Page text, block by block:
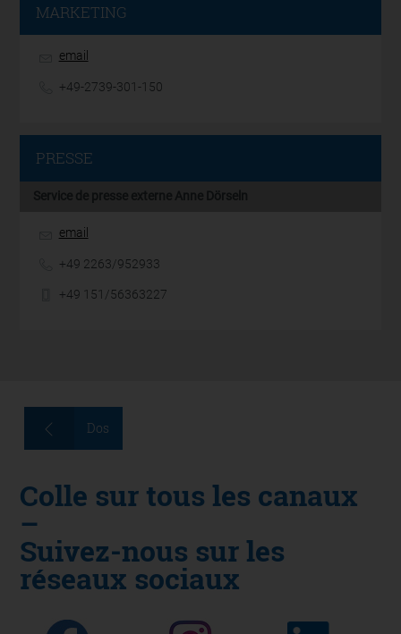
MARKETING
email
+49-2739-301-150
PRESSE
email
+49 2263/952933
+49 151/56363227
Dos
Colle sur tous les canaux
–
Suivez-nous sur les
réseaux sociaux